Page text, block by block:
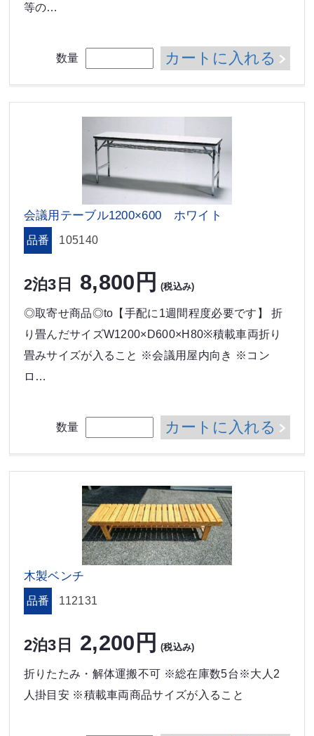
等の…
数量 カートに入れる
会議用テーブル1200×600 ホワイト
品番 105140
2泊3日 8,800円 (税込み)
◎取寄せ商品◎to【手配に1週間程度必要です】 折
り畳んだサイズW1200×D600×H80※積載車両折り
畳みサイズが入ること ※会議用屋内向き ※コン
ロ…
数量 カートに入れる
木製ベンチ
品番 112131
2泊3日 2,200円 (税込み)
折りたたみ・解体運搬不可 ※総在庫数5台※大人2
人掛目安 ※積載車両商品サイズが入ること